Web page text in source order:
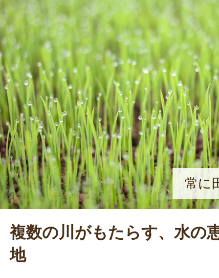
常に
複数の川がもたらす、水の
地